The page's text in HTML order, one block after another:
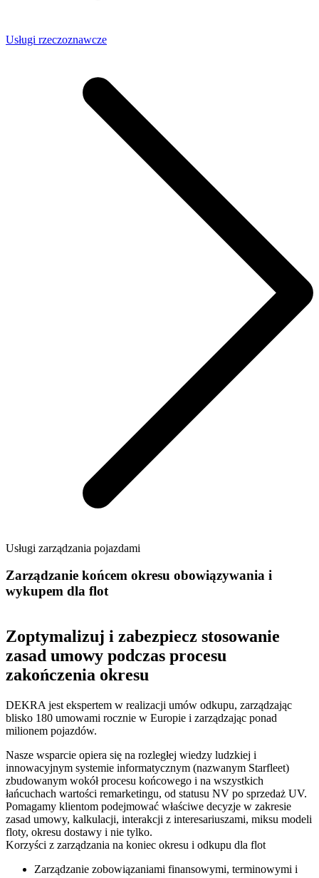
Usługi rzeczoznawcze
Usługi zarządzania pojazdami
Zarządzanie końcem okresu obowiązywania i
wykupem dla flot
Zoptymalizuj i zabezpiecz stosowanie
zasad umowy podczas procesu
zakończenia okresu
DEKRA jest ekspertem w realizacji umów odkupu, zarządzając
blisko 180 umowami rocznie w Europie i zarządzając ponad
milionem pojazdów.
Nasze wsparcie opiera się na rozległej wiedzy ludzkiej i
innowacyjnym systemie informatycznym (nazwanym Starfleet)
zbudowanym wokół procesu końcowego i na wszystkich
łańcuchach wartości remarketingu, od statusu NV po sprzedaż UV.
Pomagamy klientom podejmować właściwe decyzje w zakresie
zasad umowy, kalkulacji, interakcji z interesariuszami, miksu modeli
floty, okresu dostawy i nie tylko.
Korzyści z zarządzania na koniec okresu i odkupu dla flot
Zarządzanie zobowiązaniami finansowymi, terminowymi i